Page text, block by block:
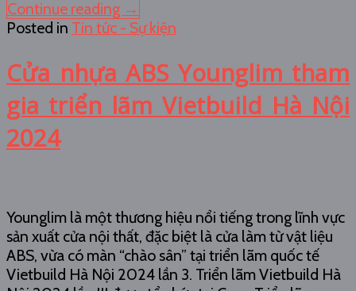
Continue reading →
Posted in Tin tức - Sự kiện
Cửa nhựa ABS Younglim tham
gia triển lãm Vietbuild Hà Nội
2024
Younglim là một thương hiệu nổi tiếng trong lĩnh vực
sản xuất cửa nội thất, đặc biệt là cửa làm từ vật liệu
ABS, vừa có màn “chào sân” tại triển lãm quốc tế
Vietbuild Hà Nội 2024 lần 3. Triển lãm Vietbuild Hà